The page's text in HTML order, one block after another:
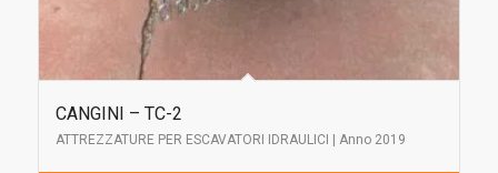
CANGINI – TC-2
ATTREZZATURE PER ESCAVATORI IDRAULICI | Anno 2019